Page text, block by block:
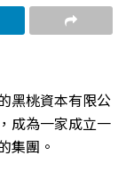
黑桃資本有限公
成為一家成立一
集團。